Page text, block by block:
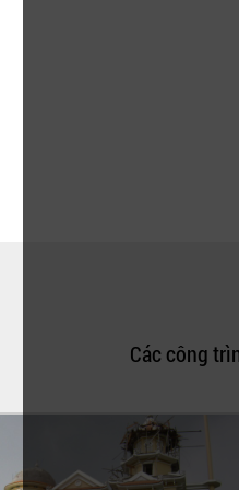
Các công